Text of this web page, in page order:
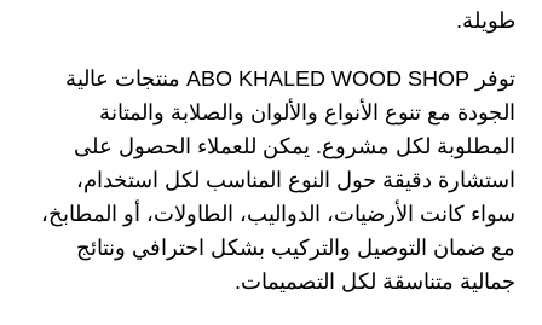
طويلة.
توفر ABO KHALED WOOD SHOP منتجات عالية
الجودة مع تنوع الأنواع والألوان والصلابة والمتانة
المطلوبة لكل مشروع. يمكن للعملاء الحصول على
استشارة دقيقة حول النوع المناسب لكل استخدام،
سواء كانت الأرضيات، الدواليب، الطاولات، أو المطابخ،
مع ضمان التوصيل والتركيب بشكل احترافي ونتائج
جمالية متناسقة لكل التصميمات.